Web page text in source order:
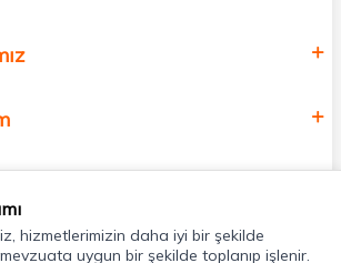
hizmetlerimizin daha iyi bir şekilde
uygun bir şekilde toplanıp işlenir.